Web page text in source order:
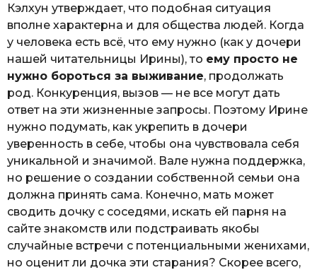
Кэлхун утверждает, что подобная ситуация
вполне характерна и для общества людей. Когда
у человека есть всё, что ему нужно (как у дочери
нашей читательницы Ирины), то ему просто не
нужно бороться за выживание, продолжать
род. Конкуренция, вызов — не все могут дать
ответ на эти жизненные запросы. Поэтому Ирине
нужно подумать, как укрепить в дочери
уверенность в себе, чтобы она чувствовала себя
уникальной и значимой. Вале нужна поддержка,
но решение о создании собственной семьи она
должна принять сама. Конечно, мать может
сводить дочку с соседями, искать ей парня на
сайте знакомств или подстраивать якобы
случайные встречи с потенциальными женихами,
но оценит ли дочка эти старания? Скорее всего,